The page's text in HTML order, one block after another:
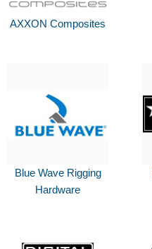
AXXON Composites
Blue Wave Rigging
Hardware